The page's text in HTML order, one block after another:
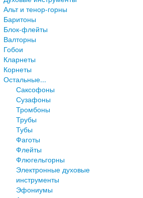
Альт и тенор-горны
Баритоны
Блок-флейты
Валторны
Гобои
Кларнеты
Корнеты
Остальные...
Саксофоны
Сузафоны
Тромбоны
Трубы
Тубы
Фаготы
Флейты
Флюгельгорны
Электронные духовые
инструменты
Эфониумы